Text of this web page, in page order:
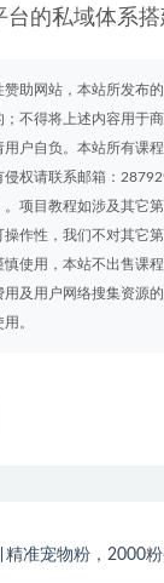
台的私域体系
助网站，本站所发布
；不得将上述内容用于
户自负。本站所有课
权请联系邮箱：
项目教程如涉及其它
作性，我们不对其它
使用，本站不出售课
及用户网络搜集资源的
。
精准宠物粉，2000